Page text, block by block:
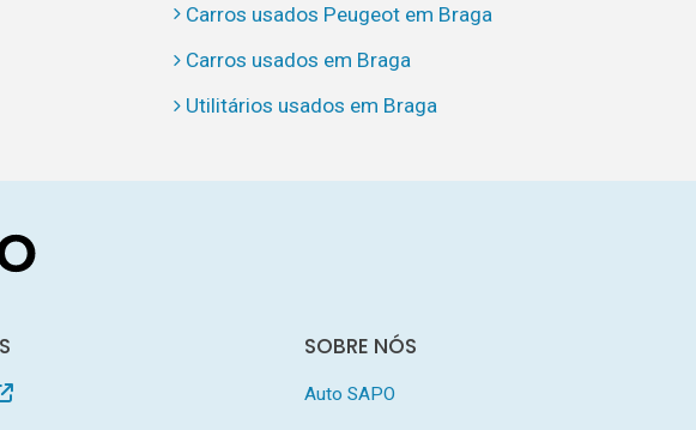
Carros usados Peugeot em Braga
Carros usados em Braga
Utilitários usados em Braga
SOBRE NÓS
Auto SAPO